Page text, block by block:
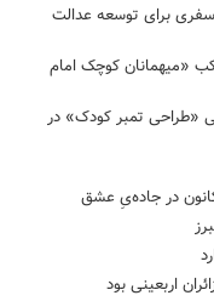
برای توسعه عدالت
«میهمانان کوچک امام
«طراحی تمبر کودک» در
در جاده‌یِ عشق
اربعینی بود